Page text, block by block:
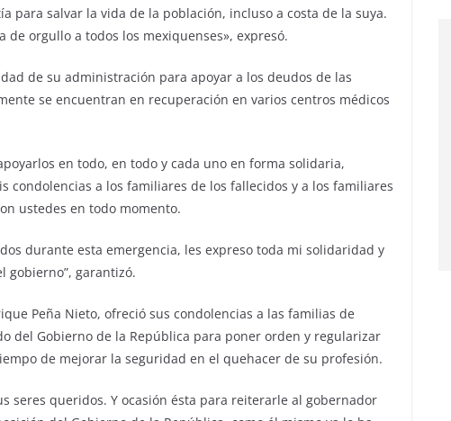
para salvar la vida de la población, incluso a costa de la suya.
de orgullo a todos los mexiquenses», expresó.
de su administración para apoyar a los deudos de las
se encuentran en recuperación en varios centros médicos
en todo, en todo y cada uno en forma solidaria,
condolencias a los familiares de los fallecidos y a los familiares
ustedes en todo momento.
durante esta emergencia, les expreso toda mi solidaridad y
gobierno”, garantizó.
Peña Nieto, ofreció sus condolencias a las familias de
del Gobierno de la República para poner orden y regularizar
de mejorar la seguridad en el quehacer de su profesión.
seres queridos. Y ocasión ésta para reiterarle al gobernador